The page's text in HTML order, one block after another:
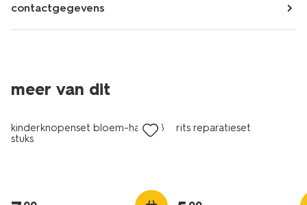
contactgegevens
meer van dit
2+1 gratis
met je HEMA pas
kinderknopenset bloem-hart - 8
stuks
rits reparatieset